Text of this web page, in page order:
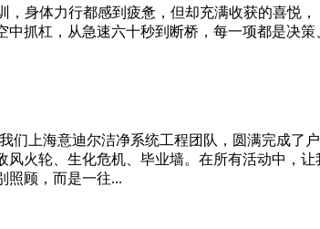
身体力行都感到疲惫，但却充满收获的喜悦
抓杠，从急速六十秒到断桥，每一项都是决
们上海意迪尔洁净系统工程团队，圆满完成
火轮、生化危机、毕业墙。在所有活动中，
照顾，而是一往...